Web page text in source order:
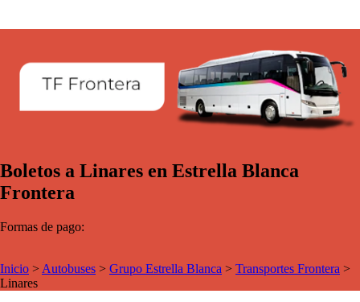
Boletos a Linares en Estrella Blanca
Frontera
Formas de pago:
Inicio > Autobuses > Grupo Estrella Blanca > Transportes Frontera >
Linares